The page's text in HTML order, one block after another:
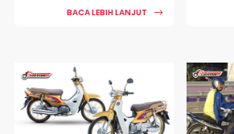
BACA LEBIH LANJUT